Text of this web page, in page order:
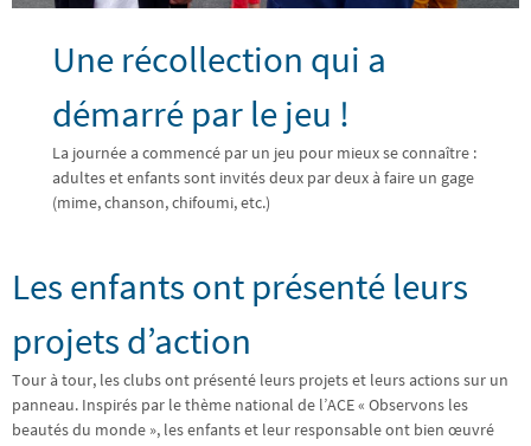
Une récollection qui a
démarré par le jeu !
La journée a commencé par un jeu pour mieux se connaître :
adultes et enfants sont invités deux par deux à faire un gage
(mime, chanson, chifoumi, etc.)
Les enfants ont présenté leurs
projets d’action
Tour à tour, les clubs ont présenté leurs projets et leurs actions sur un
panneau. Inspirés par le thème national de l’ACE « Observons les
beautés du monde », les enfants et leur responsable ont bien œuvré